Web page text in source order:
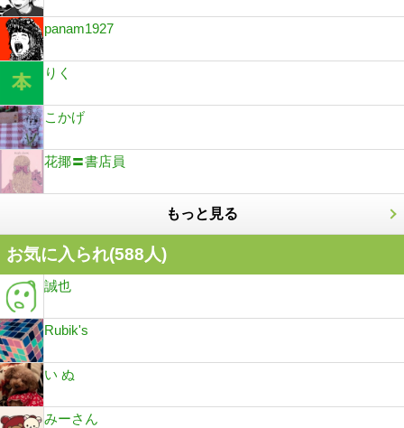
panam1927
りく
こかげ
花揶〓書店員
もっと見る
お気に入られ(588人)
誠也
Rubik's
い ぬ
みーさん